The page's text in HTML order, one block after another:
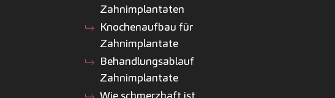
Zahnimplantaten
Knochenaufbau für
Zahnimplantate
Behandlungsablauf
Zahnimplantate
Wie schmerzhaft ist